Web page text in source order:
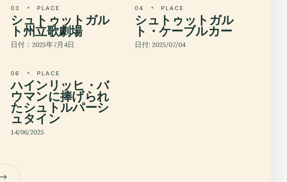
03 PLACE
シュトゥットガル
ト州立歌劇場
日付：2025年7月4日
04 PLACE
シュトゥットガル
ト・ケーブルカー
日付: 2025/07/04
06 PLACE
ハインリッヒ・バ
ウマンに捧げられ
たシュトルパーシ
ュタイン
14/06/2025